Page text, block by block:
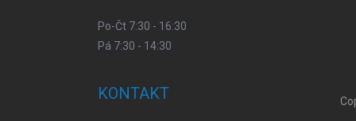
Po-Čt 7:30 - 16:30
Pá 7:30 - 14:30
KONTAKT